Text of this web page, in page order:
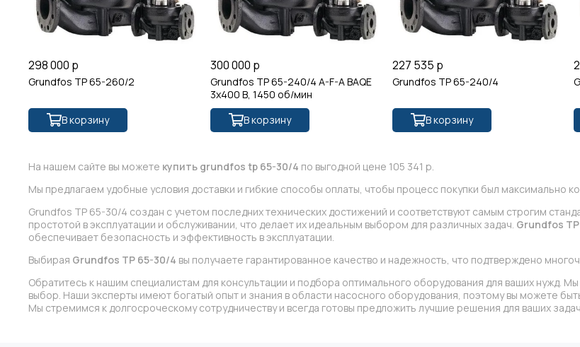
298 000 р
Grundfos TP 65-260/2
В корзину
300 000 р
Grundfos TP 65-240/4 A-F-A BAQE
3x400 В, 1450 об/мин
В корзину
227 535 р
Grundfos TP 65-240/4
В корзину
На нашем сайте вы можете купить grundfos tp 65-30/4 по выгодной цене 105 341 р.
Мы предлагаем удобные условия доставки и гибкие способы оплаты, чтобы процесс покупки был максимально
Grundfos TP 65-30/4 создан с учетом последних технических достижений и соответствуют самым строгим
простотой в эксплуатации и обслуживании, что делает их идеальным выбором для различных задач. Grundfos
обеспечивает безопасность и эффективность в эксплуатации.
Выбирая Grundfos TP 65-30/4 вы получаете гарантированное качество и надежность, что подтверждено
Обратитесь к нашим специалистам для консультации и подбора оптимального оборудования для ваших нужд.
выбор. Наши эксперты имеют богатый опыт и знания в области насосного оборудования, поэтому вы можете
Мы стремимся к долгосроческому сотрудничеству и всегда готовы предложить лучшие решения для ваших задач.